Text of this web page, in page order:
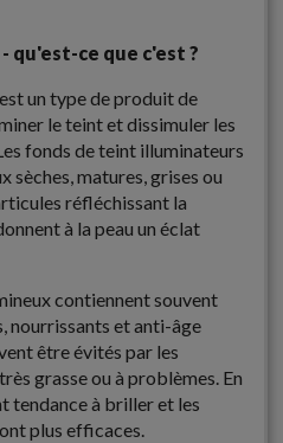
qu'est-ce que c'est ?
un type de produit de
le teint et dissimuler les
fonds de teint illuminateurs
sèches, matures, grises ou
réfléchissant la
à la peau un éclat
contiennent souvent
nourrissants et anti-âge
être évités par les
grasse ou à problèmes. En
tendance à briller et les
plus efficaces.